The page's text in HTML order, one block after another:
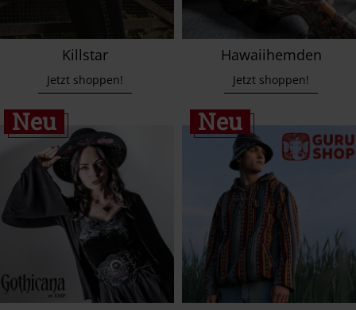
Killstar
Jetzt shoppen!
Hawaiihemden
Jetzt shoppen!
Neu Neu